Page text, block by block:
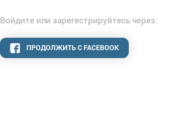
Войдите или зарегестрируйтесь через:
ПРОДОЛЖИТЬ С FACEBOOK